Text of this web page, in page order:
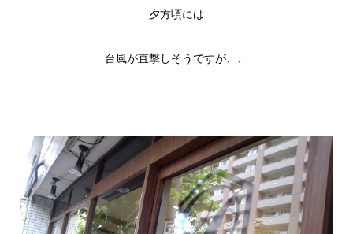
夕方頃には
台風が直撃しそうですが、、